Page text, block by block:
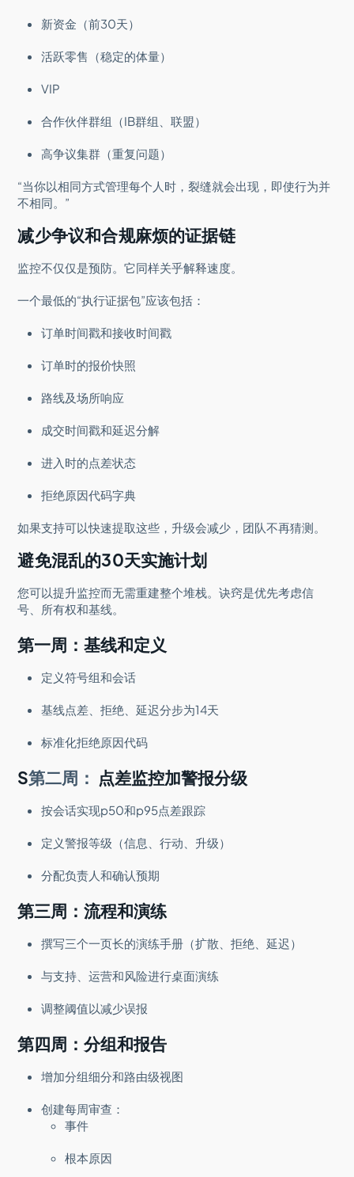
新资金（前30天）
活跃零售（稳定的体量）
VIP
合作伙伴群组（IB群组、联盟）
高争议集群（重复问题）
“当你以相同方式管理每个人时，裂缝就会出现，即使行为并
不相同。”
减少争议和合规麻烦的证据链
监控不仅仅是预防。它同样关乎解释速度。
一个最低的“执行证据包”应该包括：
订单时间戳和接收时间戳
订单时的报价快照
路线及场所响应
成交时间戳和延迟分解
进入时的点差状态
拒绝原因代码字典
如果支持可以快速提取这些，升级会减少，团队不再猜测。
避免混乱的30天实施计划
您可以提升监控而无需重建整个堆栈。诀窍是优先考虑信
号、所有权和基线。
第一周：基线和定义
定义符号组和会话
基线点差、拒绝、延迟分步为14天
标准化拒绝原因代码
S第二周： 点差监控加警报分级
按会话实现p50和p95点差跟踪
定义警报等级（信息、行动、升级）
分配负责人和确认预期
第三周：流程和演练
撰写三个一页长的演练手册（扩散、拒绝、延迟）
与支持、运营和风险进行桌面演练
调整阈值以减少误报
第四周：分组和报告
增加分组细分和路由级视图
创建每周审查：
事件
根本原因